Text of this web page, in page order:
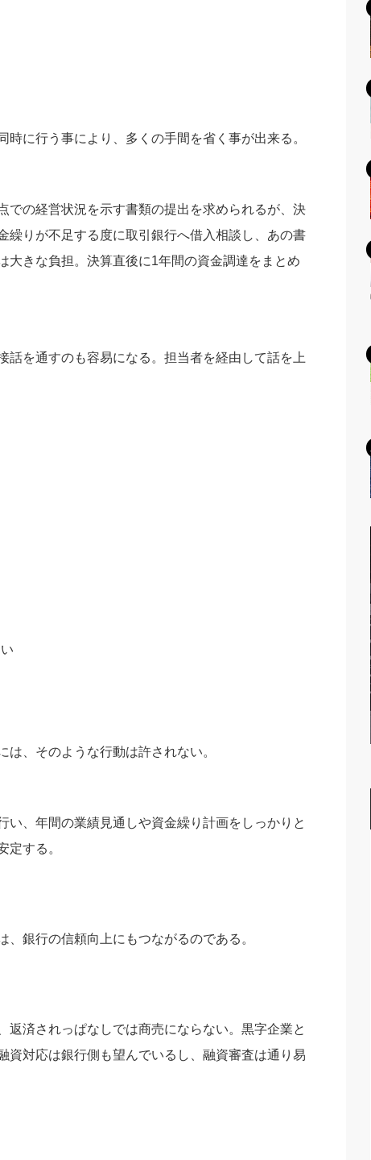
に行う事により、多くの手間を省く事が出来る。
の経営状況を示す書類の提出を求められるが、決
繰りが不足する度に取引銀行へ借入相談し、あの書
大きな負担。決算直後に1年間の資金調達をまとめ
を通すのも容易になる。担当者を経由して話を上
、そのような行動は許されない。
、年間の業績見通しや資金繰り計画をしっかりと
定する。
銀行の信頼向上にもつながるのである。
済されっぱなしでは商売にならない。黒字企業と
資対応は銀行側も望んでいるし、融資審査は通り易